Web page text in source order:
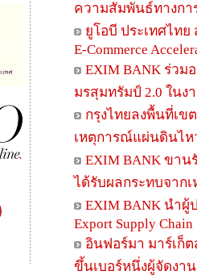
ความสัมพันธ์ทางกา
ยูโอบี ประเทศไท
E-Commerce
EXIM BANK ร่วม
มรสุมทรัมป์ 2.0 ในง
กรุงไทยลงพื้นที่เข
เหตุการณ์แผ่นดินไห
EXIM BANK ขา
ได้รับผลกระทบจาก
EXIM BANK นำผู้
Export Supply Chain
อินฟอร์มา มาร์เก็ต
ขึ้นเบอร์หนึ่งผู้จัดงา